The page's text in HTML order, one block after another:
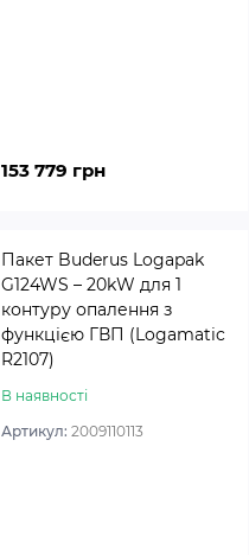
153 779 грн
Пакет Buderus Logapak
G124WS – 20kW для 1
контуру опалення з
функцією ГВП (Logamatic
R2107)
В наявності
Артикул: 2009110113